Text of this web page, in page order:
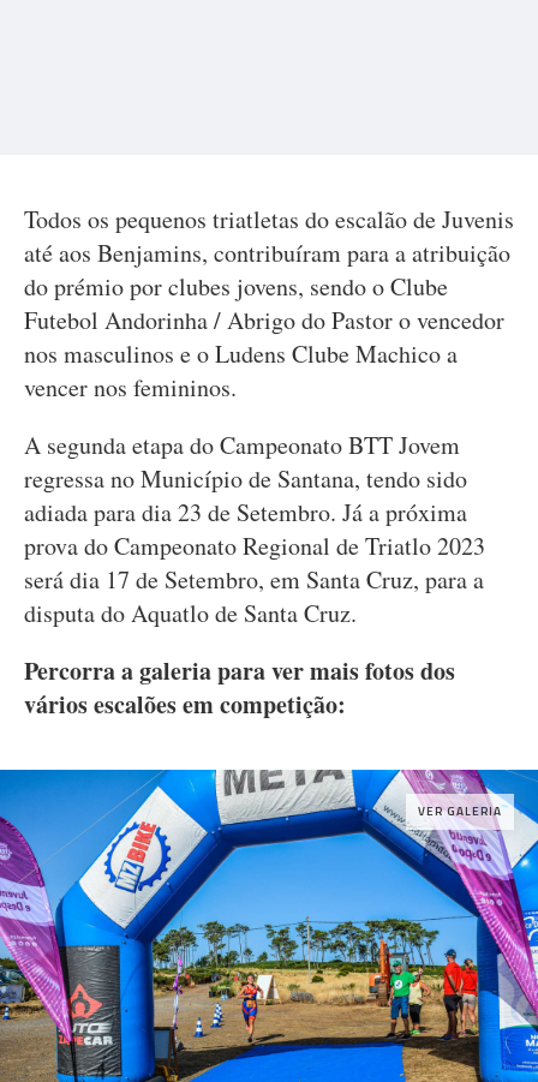
Todos os pequenos triatletas do escalão de Juvenis
até aos Benjamins, contribuíram para a atribuição
do prémio por clubes jovens, sendo o Clube
Futebol Andorinha / Abrigo do Pastor o vencedor
nos masculinos e o Ludens Clube Machico a
vencer nos femininos.
A segunda etapa do Campeonato BTT Jovem
regressa no Município de Santana, tendo sido
adiada para dia 23 de Setembro. Já a próxima
prova do Campeonato Regional de Triatlo 2023
será dia 17 de Setembro, em Santa Cruz, para a
disputa do Aquatlo de Santa Cruz.
Percorra a galeria para ver mais fotos dos
vários escalões em competição:
VER GALERIA